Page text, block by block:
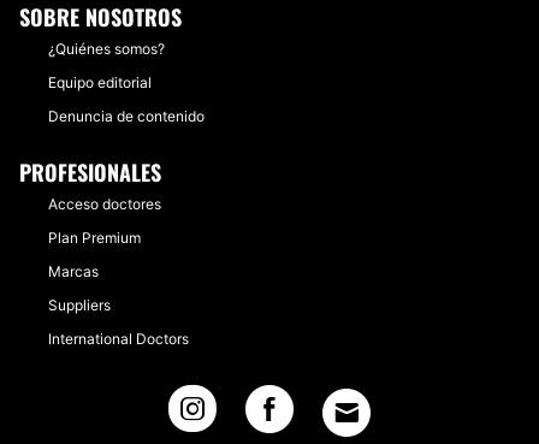
SOBRE NOSOTROS
¿Quiénes somos?
Equipo editorial
Denuncia de contenido
PROFESIONALES
Acceso doctores
Plan Premium
Marcas
Suppliers
International Doctors